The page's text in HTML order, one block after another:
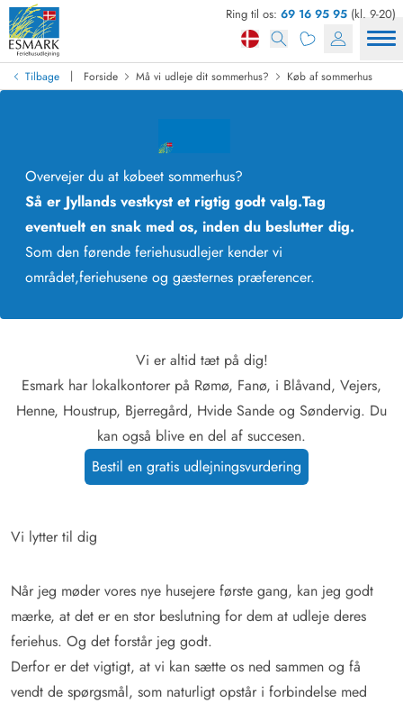
Ring til os: 69 16 95 95 (kl. 9-20)
Tilbage | Forside Må vi udleje dit sommerhus? Køb af sommerhus
Overvejer du at købeet sommerhus?
Så er Jyllands vestkyst et rigtig godt valg.Tag
eventuelt en snak med os, inden du beslutter dig.
Som den førende feriehusudlejer kender vi
området,feriehusene og gæsternes præferencer.
Vi er altid tæt på dig!
Esmark har lokalkontorer på Rømø, Fanø, i Blåvand, Vejers,
Henne, Houstrup, Bjerregård, Hvide Sande og Søndervig. Du
kan også blive en del af succesen.
Bestil en gratis udlejningsvurdering
Vi lytter til dig
Når jeg møder vores nye husejere første gang, kan jeg godt
mærke, at det er en stor beslutning for dem at udleje deres
feriehus. Og det forstår jeg godt.
Derfor er det vigtigt, at vi kan sætte os ned sammen og få
vendt de spørgsmål, som naturligt opstår i forbindelse med